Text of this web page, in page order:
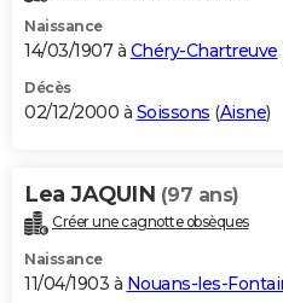
Naissance
14/03/1907 à Chéry-Chartreuve
Décès
02/12/2000 à Soissons (Aisne)
Lea JAQUIN (97 ans)
Créer une cagnotte obsèques
Naissance
11/04/1903 à Nouans-les-